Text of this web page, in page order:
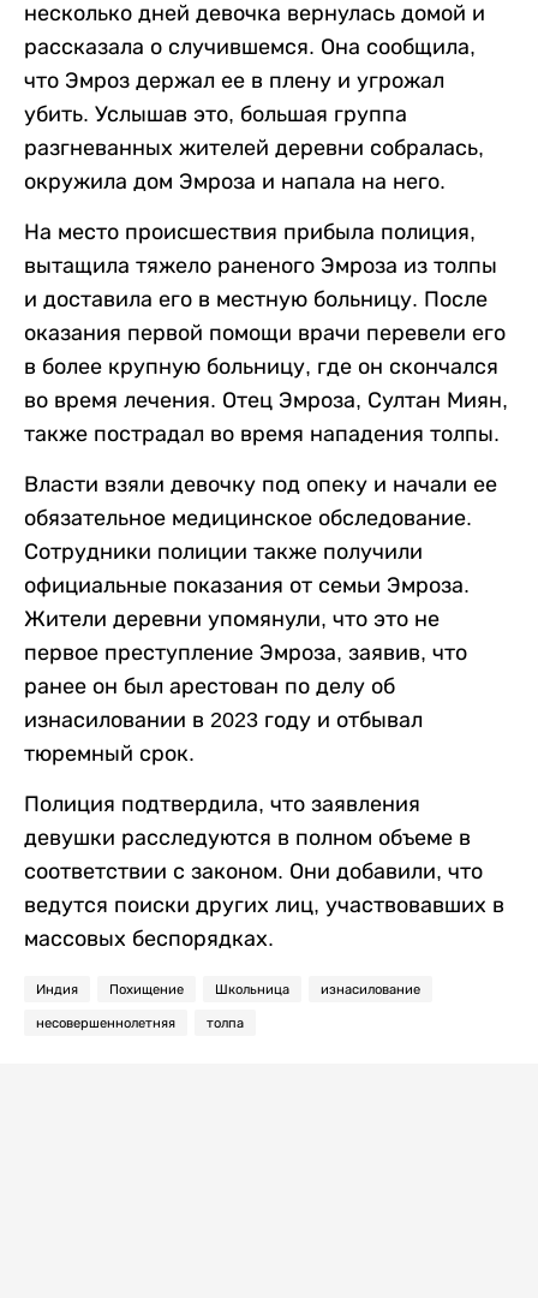
несколько дней девочка вернулась домой и
рассказала о случившемся. Она сообщила,
что Эмроз держал ее в плену и угрожал
убить. Услышав это, большая группа
разгневанных жителей деревни собралась,
окружила дом Эмроза и напала на него.
На место происшествия прибыла полиция,
вытащила тяжело раненого Эмроза из толпы
и доставила его в местную больницу. После
оказания первой помощи врачи перевели его
в более крупную больницу, где он скончался
во время лечения. Отец Эмроза, Султан Миян,
также пострадал во время нападения толпы.
Власти взяли девочку под опеку и начали ее
обязательное медицинское обследование.
Сотрудники полиции также получили
официальные показания от семьи Эмроза.
Жители деревни упомянули, что это не
первое преступление Эмроза, заявив, что
ранее он был арестован по делу об
изнасиловании в 2023 году и отбывал
тюремный срок.
Полиция подтвердила, что заявления
девушки расследуются в полном объеме в
соответствии с законом. Они добавили, что
ведутся поиски других лиц, участвовавших в
массовых беспорядках.
Индия Похищение Школьница изнасилование
несовершеннолетняя толпа